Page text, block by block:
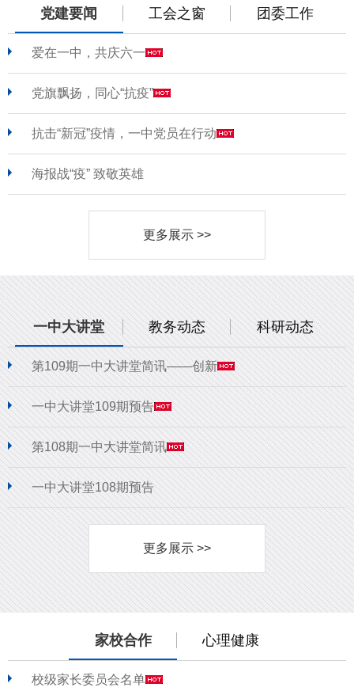
党建要闻 工会之窗 团委工作
爱在一中，共庆六一
党旗飘扬，同心“抗疫”
抗击“新冠”疫情，一中党员在行动
海报战“疫” 致敬英雄
更多展示 >>
一中大讲堂 教务动态 科研动态
第109期一中大讲堂简讯——创新
一中大讲堂109期预告
第108期一中大讲堂简讯
一中大讲堂108期预告
更多展示 >>
家校合作 心理健康
校级家长委员会名单